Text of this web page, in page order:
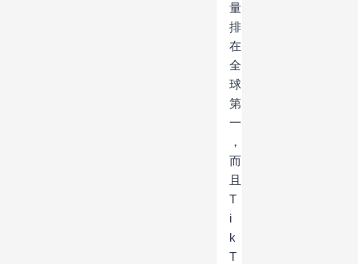
量
排
在
全
球
第
一
，
而
且
T
i
k
T